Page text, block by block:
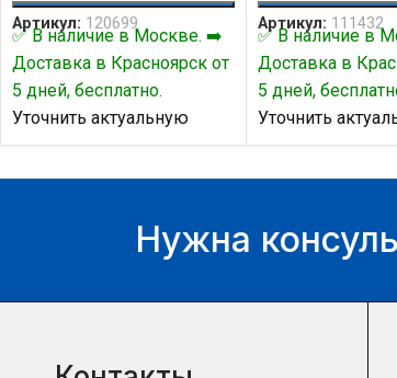
Артикул: 120699
✅ В наличие в Москве. ➡️
Доставка в Красноярск от
5 дней, бесплатно.
Уточнить актуальную
цену и наличие товара Вы
Артикул: 111432
✅ В наличие в
Доставка в
5 дней,
Уточнить
цену и наличие
Нужна